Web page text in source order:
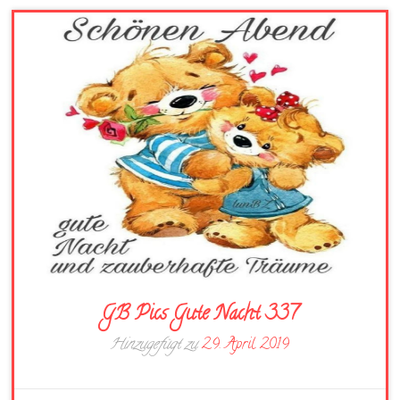
GB Pics Gute Nacht 337
Hinzugefügt zu29. April 2019